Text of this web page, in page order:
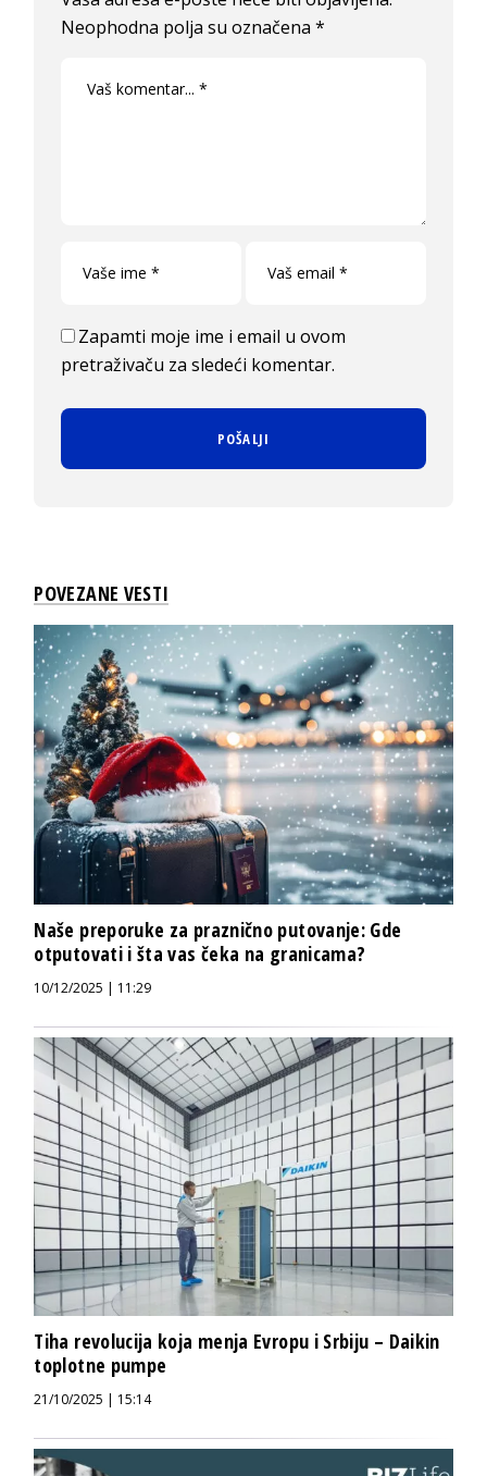
Neophodna polja su označena*
Zapamti moje ime i email u ovom
pretraživaču za sledeći komentar.
POVEZANE VESTI
Naše preporuke za praznično putovanje: Gde
otputovati i šta vas čeka na granicama?
10/12/2025 | 11:29
Tiha revolucija koja menja Evropu i Srbiju – Daikin
toplotne pumpe
21/10/2025 | 15:14